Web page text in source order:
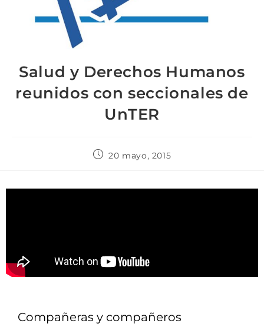
Salud y Derechos Humanos
reunidos con seccionales de
UnTER
20 mayo, 2015
Compañeras y compañeros